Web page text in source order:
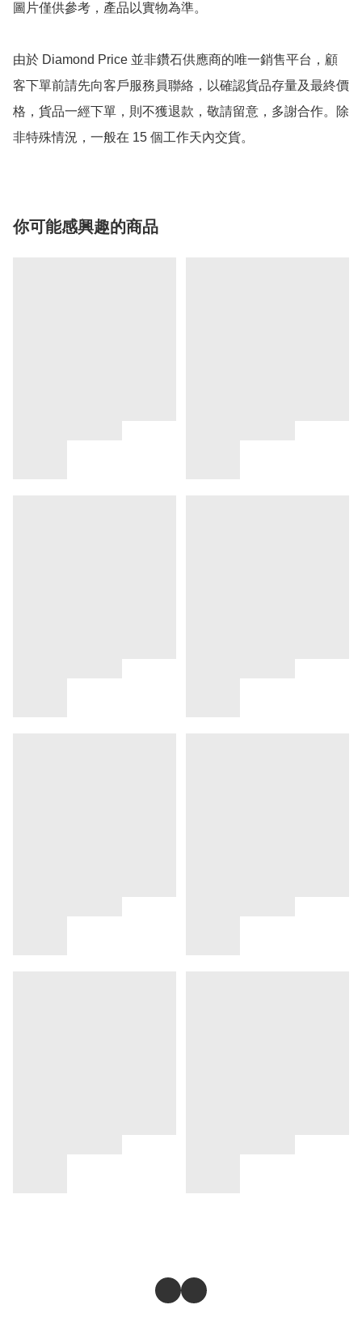
圖片僅供參考，產品以實物為準。
由於 Diamond Price 並非鑽石供應商的唯一銷售平台，顧
客下單前請先向客戶服務員聯絡，以確認貨品存量及最終價
格，貨品一經下單，則不獲退款，敬請留意，多謝合作。除
非特殊情況，一般在 15 個工作天內交貨。
你可能感興趣的商品